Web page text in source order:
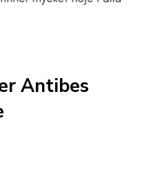
Antibes